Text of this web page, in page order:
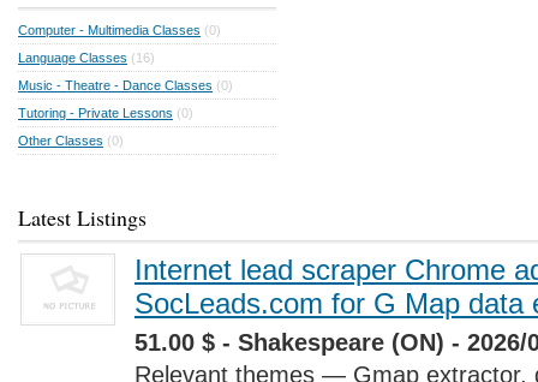
Computer - Multimedia Classes (0)
Language Classes (16)
Music - Theatre - Dance Classes (0)
Tutoring - Private Lessons (0)
Other Classes (0)
Latest Listings
Internet lead scraper Chrome
SocLeads.com for G Map data
51.00 $ - Shakespeare (ON) - 2026/
Relevant themes — Gmap extractor,